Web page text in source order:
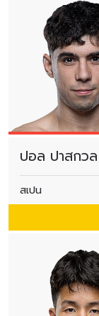
ปอล ปาสกวล
สเปน